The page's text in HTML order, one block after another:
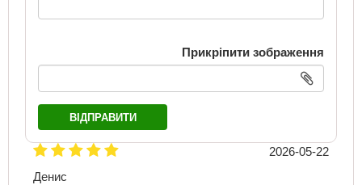
Прикріпити зображення
ВІДПРАВИТИ
2026-05-22
Денис